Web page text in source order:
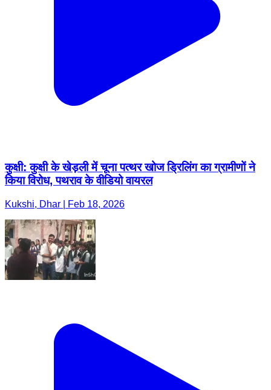
कुक्षी: कुक्षी के खेड़ली में चूना पत्थर खोज ड्रिलिंग का ग्रामीणों ने
किया विरोध, पथराव के वीडियो वायरल
Kukshi, Dhar | Feb 18, 2026